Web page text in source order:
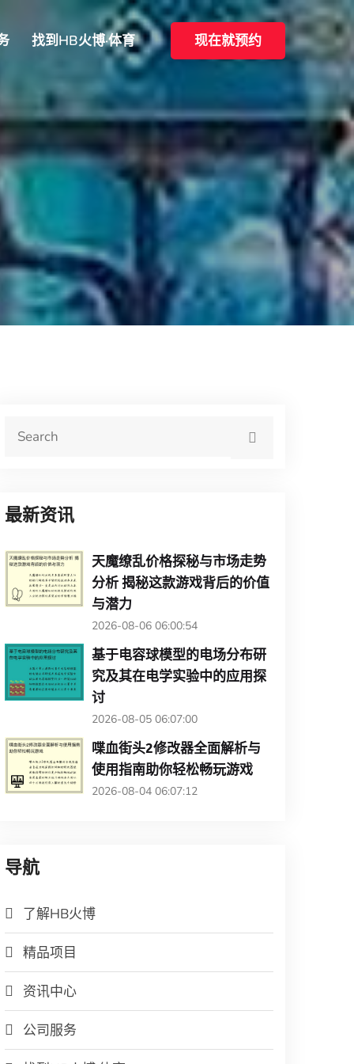
找到HB火博·体育 现在就预约
最新资讯
天魔缭乱价格探秘与市场走势
分析 揭秘这款游戏背后的价值
与潜力
2026-08-06 06:00:54
基于电容球模型的电场分布研
究及其在电学实验中的应用探
讨
2026-08-05 06:07:00
喋血街头2修改器全面解析与
使用指南助你轻松畅玩游戏
2026-08-04 06:07:12
导航
了解HB火博
精品项目
资讯中心
公司服务